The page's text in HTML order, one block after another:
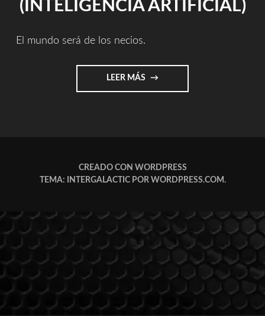
(INTELIGENCIA ARTIFICIAL)
El mundo será de los necios.
LEER MÁS "EL
ARTE
CREADO CON WORDPRESS
TEMA: INTERGALACTIC POR WORDPRESS.COM.